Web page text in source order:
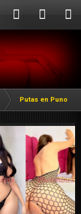
Putas en Puno